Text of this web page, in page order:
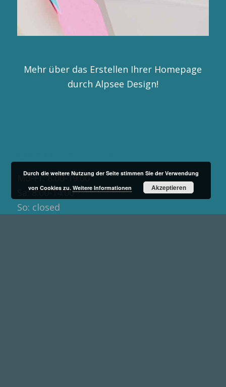
Mehr über das Erstellen Ihrer Homepage
durch Alpsee Design!
Mo-Fr: 8:00-19:00
Sa: 8:00-14:00
So: closed
Durch die weitere Nutzung der Seite stimmen Sie der Verwendung
von Cookies zu.Weitere Informationen Akzeptieren